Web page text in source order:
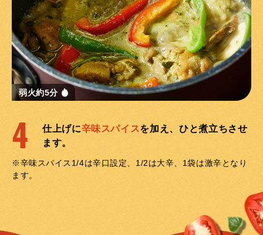
弱火約5分
4 仕上げに辛味スパイスを加え、ひと煮立ちさせ
ます。
※辛味スパイス1/4は辛口設定、1/2は大辛、1袋は激辛となり
ます。